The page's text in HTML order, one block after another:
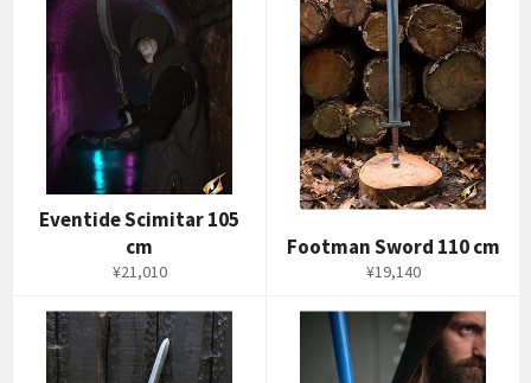
Eventide Scimitar 105
cm
通
価
格
¥21,010
Footman Sword 110 cm
通
価
¥19,140